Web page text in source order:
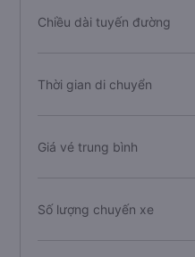
Chiều dài tuyến đường
Thời gian di chuyển
Giá vé trung bình